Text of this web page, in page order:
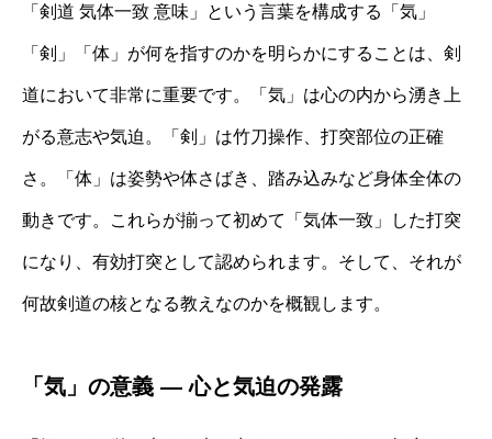
「剣道 気体一致 意味」という言葉を構成する「気」
「剣」「体」が何を指すのかを明らかにすることは、剣
道において非常に重要です。「気」は心の内から湧き上
がる意志や気迫。「剣」は竹刀操作、打突部位の正確
さ。「体」は姿勢や体さばき、踏み込みなど身体全体の
動きです。これらが揃って初めて「気体一致」した打突
になり、有効打突として認められます。そして、それが
何故剣道の核となる教えなのかを概観します。
「気」の意義 ― 心と気迫の発露